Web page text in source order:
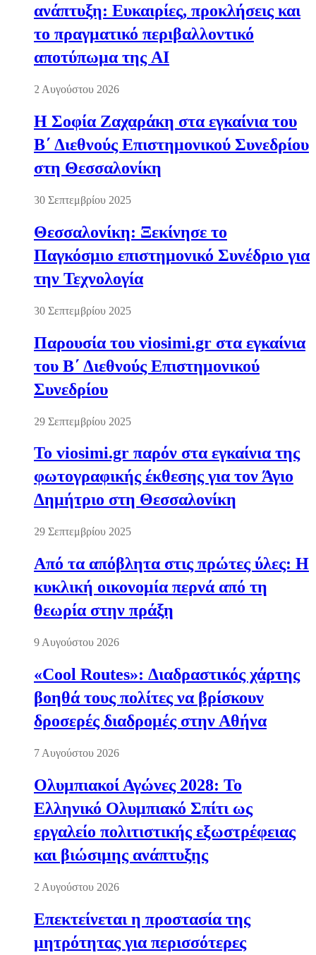
ανάπτυξη: Ευκαιρίες, προκλήσεις και
το πραγματικό περιβαλλοντικό
αποτύπωμα της AI
2 Αυγούστου 2026
Η Σοφία Ζαχαράκη στα εγκαίνια του
Β΄ Διεθνούς Επιστημονικού Συνεδρίου
στη Θεσσαλονίκη
30 Σεπτεμβρίου 2025
Θεσσαλονίκη: Ξεκίνησε το
Παγκόσμιο επιστημονικό Συνέδριο για
την Τεχνολογία
30 Σεπτεμβρίου 2025
Παρουσία του viosimi.gr στα εγκαίνια
του Β΄ Διεθνούς Επιστημονικού
Συνεδρίου
29 Σεπτεμβρίου 2025
Το viosimi.gr παρόν στα εγκαίνια της
φωτογραφικής έκθεσης για τον Άγιο
Δημήτριο στη Θεσσαλονίκη
29 Σεπτεμβρίου 2025
Από τα απόβλητα στις πρώτες ύλες: Η
κυκλική οικονομία περνά από τη
θεωρία στην πράξη
9 Αυγούστου 2026
«Cool Routes»: Διαδραστικός χάρτης
βοηθά τους πολίτες να βρίσκουν
δροσερές διαδρομές στην Αθήνα
7 Αυγούστου 2026
Ολυμπιακοί Αγώνες 2028: Το
Ελληνικό Ολυμπιακό Σπίτι ως
εργαλείο πολιτιστικής εξωστρέφειας
και βιώσιμης ανάπτυξης
2 Αυγούστου 2026
Επεκτείνεται η προστασία της
μητρότητας για περισσότερες